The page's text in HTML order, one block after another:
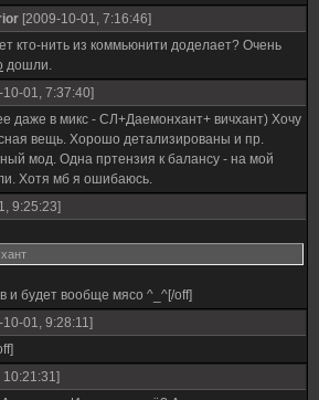
[2009-10-01, 7:16:46]
кто-нить из коммьюнити доделает? Очень
дошли.
10-01, 7:37:40]
даже в микс - СЛ+Даемонхант+ вичхант) Хочу
вещь. Хорошо детализированы и пр.
мод. Одна пртензия к балансу - на мой
Хотя мб я ошибаюсь.
9:25:23]
и будет вообще мясо ^_^[/off]
10-01, 9:28:11]
10:21:31]